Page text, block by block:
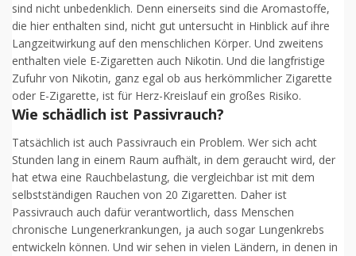
sind nicht unbedenklich. Denn einerseits sind die Aromastoffe,
die hier enthalten sind, nicht gut untersucht in Hinblick auf ihre
Langzeitwirkung auf den menschlichen Körper. Und zweitens
enthalten viele E-Zigaretten auch Nikotin. Und die langfristige
Zufuhr von Nikotin, ganz egal ob aus herkömmlicher Zigarette
oder E-Zigarette, ist für Herz-Kreislauf ein großes Risiko.
Wie schädlich ist Passivrauch?
Tatsächlich ist auch Passivrauch ein Problem. Wer sich acht
Stunden lang in einem Raum aufhält, in dem geraucht wird, der
hat etwa eine Rauchbelastung, die vergleichbar ist mit dem
selbstständigen Rauchen von 20 Zigaretten. Daher ist
Passivrauch auch dafür verantwortlich, dass Menschen
chronische Lungenerkrankungen, ja auch sogar Lungenkrebs
entwickeln können. Und wir sehen in vielen Ländern, in denen in